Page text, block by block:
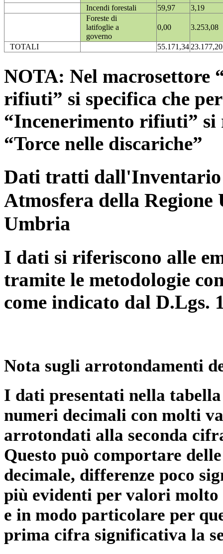
Incendi forestali
59,97
3,19
Foreste di
latifoglie a
governo
0,00 3.253,08
TOTALI 55.171,3423.177,20
NOTA: Nel macrosettore
rifiuti” si specifica che
“Incenerimento rifiuti”
“Torce nelle discariche”
Dati tratti dall'Inventario
Atmosfera della
Umbria
I dati si riferiscono alle
tramite le metodologie
come indicato dal D.Lgs.
Nota sugli arrotondamenti
I dati presentati nella
numeri decimali con molti
arrotondati alla seconda
Questo può comportare
decimale, differenze poco
più evidenti per valori
e in modo particolare per
prima cifra significativa la